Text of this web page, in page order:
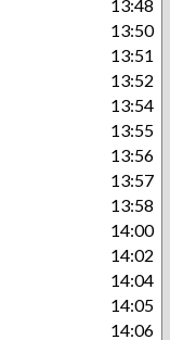
13:48
13:50
13:51
13:52
13:54
13:55
13:56
13:57
13:58
14:00
14:02
14:04
14:05
14:06